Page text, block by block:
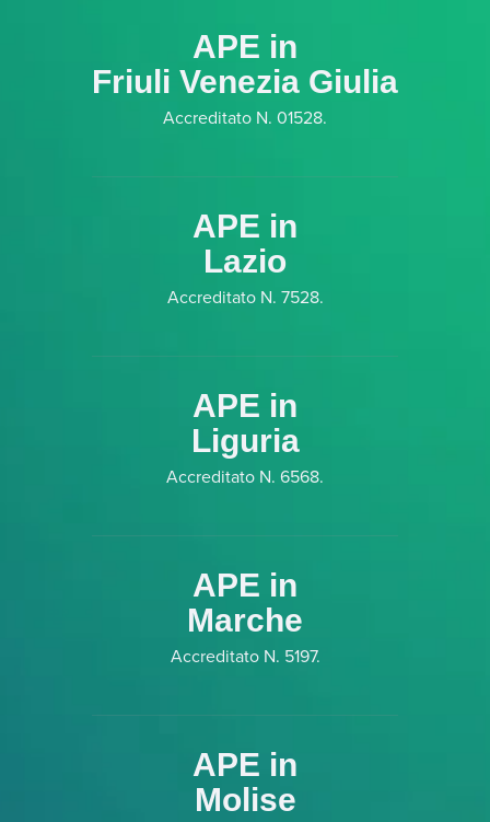
APE in
Friuli Venezia Giulia
Accreditato N. 01528.
APE in
Lazio
Accreditato N. 7528.
APE in
Liguria
Accreditato N. 6568.
APE in
Marche
Accreditato N. 5197.
APE in
Molise